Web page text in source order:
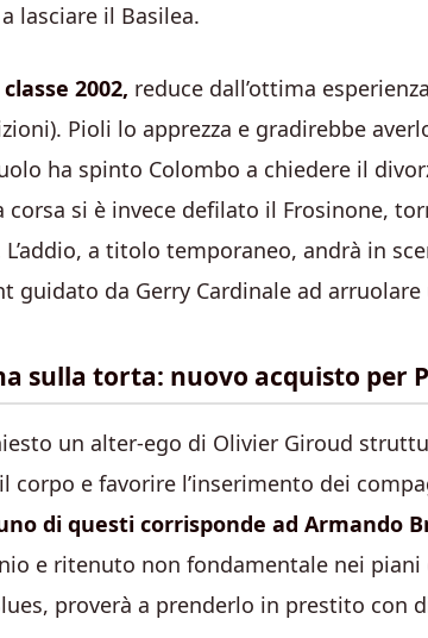
lasciare il Basilea.
2002, reduce dall’ottima
Pioli lo apprezza e gradirebbe
ha spinto Colombo a chiedere il
corsa si è invece defilato il Frosinone,
L’addio, a titolo temporaneo, andrà in
guidato da Gerry Cardinale ad
sulla torta: nuovo acquisto per
un alter-ego di Olivier Giroud
corpo e favorire l’inserimento dei
di questi corrisponde ad Armando
e ritenuto non fondamentale nei
proverà a prenderlo in prestito con